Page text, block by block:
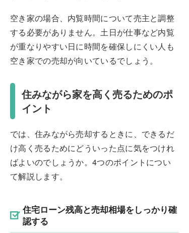
空き家の場合、内覧時間について売主と調整
する必要がありません。土日が仕事など内覧
が重なりやすい日に時間を確保しにくい人も
空き家での売却が向いているでしょう。
住みながら家を高く売るためのポ
イント
では、住みながら売却するときに、できるだ
け高く売るためにどういった点に気をつけれ
ばよいのでしょうか。4つのポイントについ
て解説します。
住宅ローン残高と売却相場をしっかり確
認する